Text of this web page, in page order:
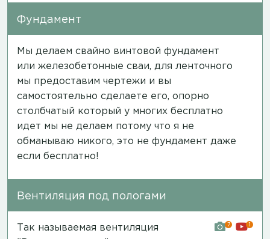
Фундамент
Мы делаем свайно винтовой фундамент
или железобетонные сваи, для ленточного
мы предоставим чертежи и вы
самостоятельно сделаете его, опорно
столбчатый который у многих бесплатно
идет мы не делаем потому что я не
обманываю никого, это не фундамент даже
если бесплатно!
Вентиляция под пологами
Так называемая вентиляция
7 1